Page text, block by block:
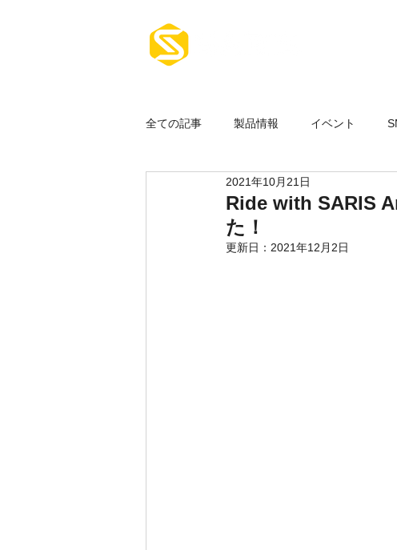
全ての記事 製品情報 イベント
Ride with SARIS
た！
2021年10月21日
更新日： 2021年12月2日